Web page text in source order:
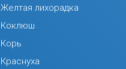
Желтая лихорадка
Коклюш
Корь
Краснуха